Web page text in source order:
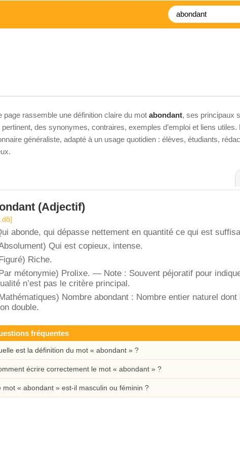
page rassemble une définition claire du mot abondant, ses principaux
pertinent, des synonymes, contraires, exemples d’emploi et liens
généraliste, adapté à un usage quotidien : élèves, étudiants,
(Adjectif)
abonde, qui dépasse nettement en quantité ce qui est
Qui est copieux, intense.
Riche.
métonymie) Prolixe. — Note : Souvent péjoratif pour
n’est pas le critère principal.
Nombre abondant : Nombre entier naturel
double.
fréquentes
est la définition du mot « abondant » ?
écrire correctement le mot « abondant » ?
mot « abondant » est-il masculin ou féminin ?